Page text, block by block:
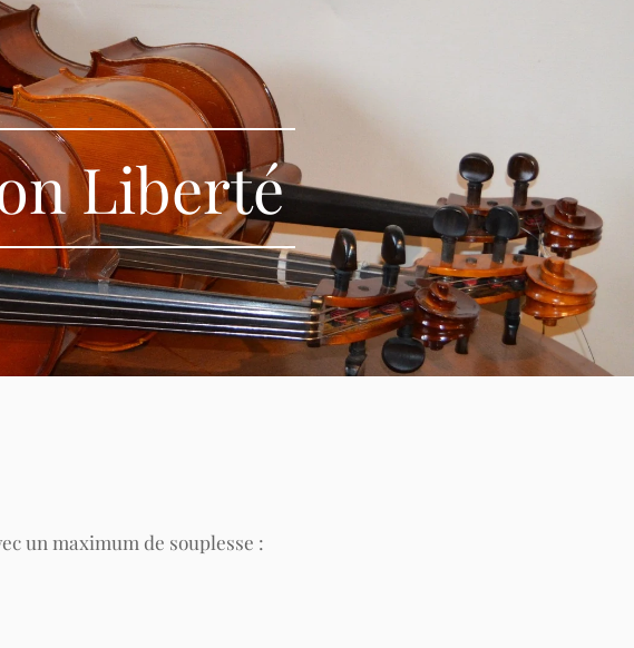
Liberté
un maximum de souplesse :